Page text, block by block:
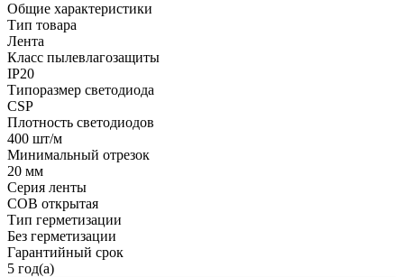
Общие характеристики
Тип товара
Лента
Класс пылевлагозащиты
IP20
Типоразмер светодиода
CSP
Плотность светодиодов
400 шт/м
Минимальный отрезок
20 мм
Серия ленты
COB открытая
Тип герметизации
Без герметизации
Гарантийный срок
5 год(а)